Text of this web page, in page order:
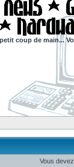
coup de main...
Vous